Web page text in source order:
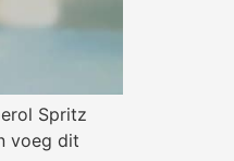
Spritz
voeg dit